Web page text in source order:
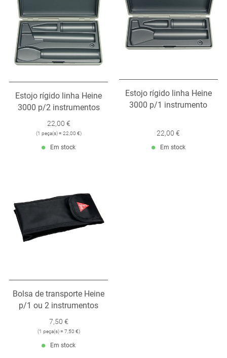
Estojo rígido linha Heine
3000 p/2 instrumentos
(1 peça(s) = 22,00 €)
22,00 €
Em stock
Estojo rígido linha Heine
3000 p/1 instrumento
22,00 €
Em stock
Bolsa de transporte Heine
p/1 ou 2 instrumentos
(1 peça(s) = 7,50 €)
7,50 €
Em stock